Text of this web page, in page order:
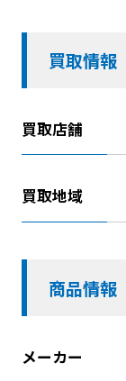
買取情報
買取店舗
買取地域
商品情報
メーカー